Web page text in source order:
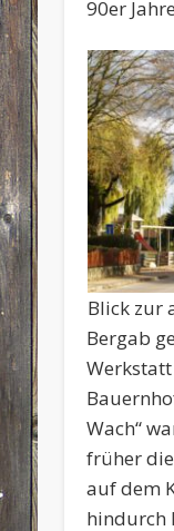
90er
Blick zur
Bergab
Wach“
früher
auf dem
hindurch